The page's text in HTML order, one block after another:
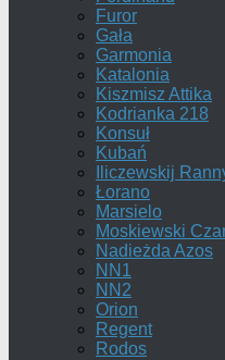
Furor
Gała
Garmonia
Katalonia
Kiszmisz Attika
Kodrianka 218
Konsuł
Kubań
Iliczewskij
Łorano
Marsielo
Moskiewski
Nadieżda Azos
NN1
NN2
Orion
Regent
Rodos